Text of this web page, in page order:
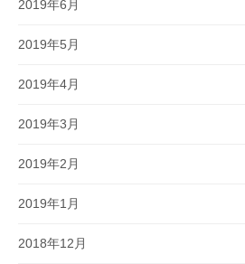
2019年6月
2019年5月
2019年4月
2019年3月
2019年2月
2019年1月
2018年12月